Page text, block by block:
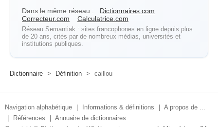
Dans le même réseau :
Dictionnaires.com
Correcteur.com
Calculatrice.com
Réseau Semantiak : sites francophones en ligne depuis plus
de 20 ans, cités par de nombreux médias, universités et
institutions publiques.
Dictionnaire > Définition > caillou
Navigation alphabétique Informations & définitions
A propos de ...
Références
Annuaire de dictionnaires